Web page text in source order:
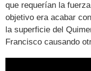
que requerían la
objetivo era acabar
la superficie del
Francisco causando